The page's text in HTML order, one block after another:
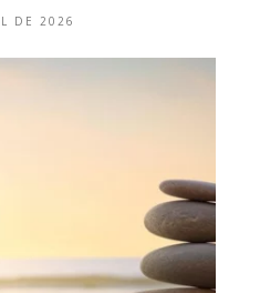
DE 2026